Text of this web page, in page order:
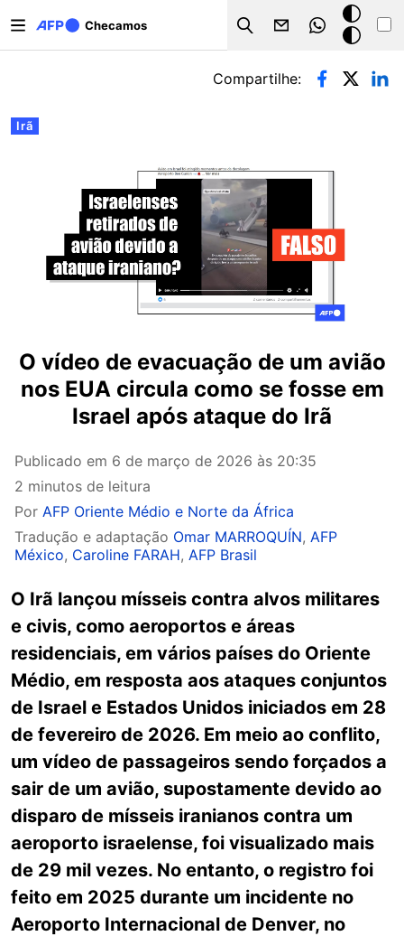
Checamos
Search
Modo
escuro
Abas primárias
Irã
Compartilhe:
O vídeo de evacuação de um avião
nos EUA circula como se fosse em
Israel após ataque do Irã
Publicado em 6 de março de 2026 às 20:35
2 minutos de leitura
Por AFP Oriente Médio e Norte da África
Tradução e adaptação Omar MARROQUÍN, AFP
México, Caroline FARAH, AFP Brasil
O Irã lançou mísseis contra alvos militares
e civis, como aeroportos e áreas
residenciais, em vários países do Oriente
Médio, em resposta aos ataques conjuntos
de Israel e Estados Unidos iniciados em 28
de fevereiro de 2026. Em meio ao conflito,
um vídeo de passageiros sendo forçados a
sair de um avião, supostamente devido ao
disparo de mísseis iranianos contra um
aeroporto israelense, foi visualizado mais
de 29 mil vezes. No entanto, o registro foi
feito em 2025 durante um incidente no
Aeroporto Internacional de Denver, no